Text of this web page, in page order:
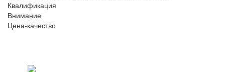
Квалификация
Внимание
Цена-качество